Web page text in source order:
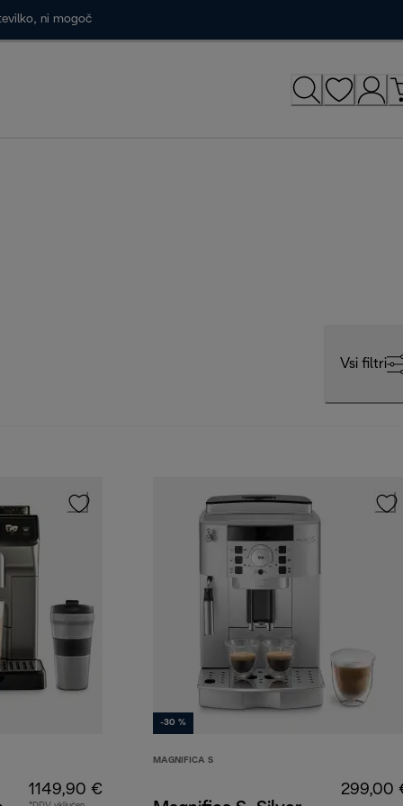
ni mogoč
Vsi filtri
1149,90 €
-30 %
MAGNIFICA S
299,00